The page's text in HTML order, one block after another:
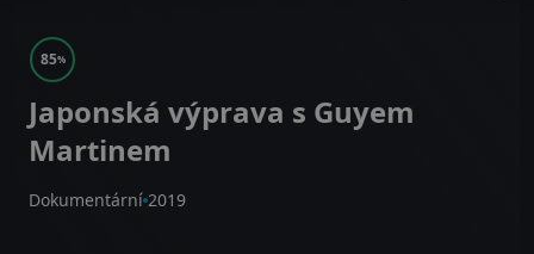
85%
Japonská výprava s Guyem
Martinem
Dokumentární 2019